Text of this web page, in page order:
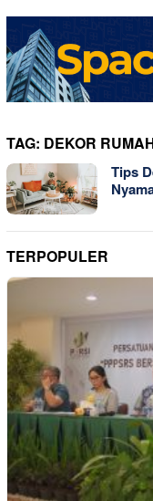
TAG: DEKOR
Tips
TERPOPULER